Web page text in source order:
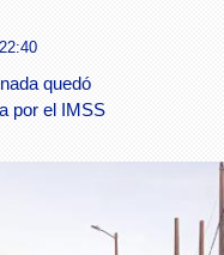
quedó
por el IMSS